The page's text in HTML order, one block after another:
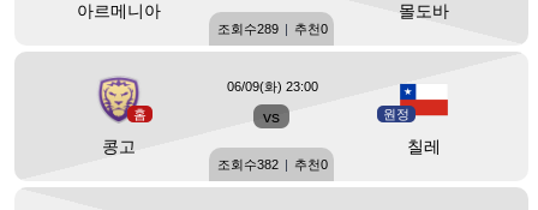
아르메니아 몰도바
조회수289 | 추천0
홈
콩고
vs 원정
칠레
06/09(화) 23:00
조회수382 | 추천0